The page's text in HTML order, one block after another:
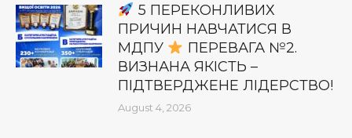
5 ПЕРЕКОНЛИВИХ
ПРИЧИН НАВЧАТИСЯ В
МДПУ
ПЕРЕВАГА №2.
ВИЗНАНА ЯКІСТЬ –
ПІДТВЕРДЖЕНЕ ЛІДЕРСТВО!
August 4, 2026